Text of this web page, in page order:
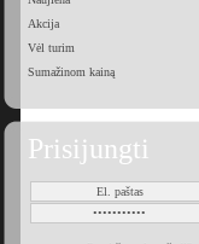
Akcija
Vėl turim
Sumažinom kainą
Prisijungti